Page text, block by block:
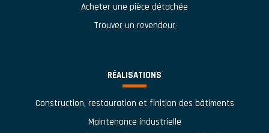
Acheter une pièce détachée
Trouver un revendeur
RÉALISATIONS
Construction, restauration et finition des bâtiments
Maintenance industrielle